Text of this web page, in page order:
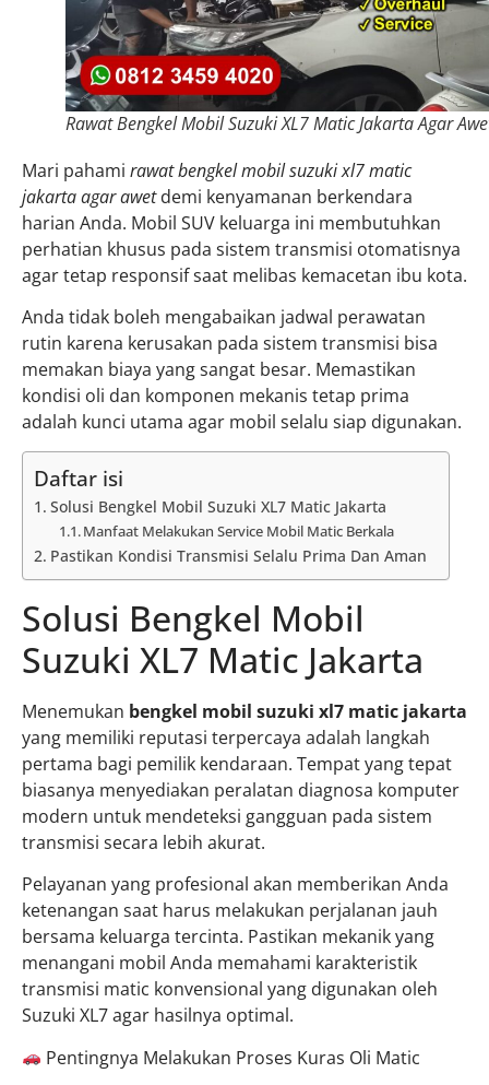
Rawat Bengkel Mobil Suzuki XL7 Matic Jakarta Agar
Mari pahami rawat bengkel mobil suzuki xl7 matic
jakarta agar awetdemi kenyamanan berkendara
harian Anda. Mobil SUV keluarga ini membutuhkan
perhatian khusus pada sistem transmisi otomatisnya
agar tetap responsif saat melibas kemacetan ibu kota.
Anda tidak boleh mengabaikan jadwal perawatan
rutin karena kerusakan pada sistem transmisi bisa
memakan biaya yang sangat besar. Memastikan
kondisi oli dan komponen mekanis tetap prima
adalah kunci utama agar mobil selalu siap digunakan.
Daftar isi
Solusi Bengkel Mobil Suzuki XL7 Matic Jakarta
Manfaat Melakukan Service Mobil Matic Berkala
Pastikan Kondisi Transmisi Selalu Prima Dan Aman
Solusi Bengkel Mobil
Suzuki XL7 Matic Jakarta
Menemukan bengkel mobil suzuki xl7 matic jakarta
yang memiliki reputasi terpercaya adalah langkah
pertama bagi pemilik kendaraan. Tempat yang tepat
biasanya menyediakan peralatan diagnosa komputer
modern untuk mendeteksi gangguan pada sistem
transmisi secara lebih akurat.
Pelayanan yang profesional akan memberikan Anda
ketenangan saat harus melakukan perjalanan jauh
bersama keluarga tercinta. Pastikan mekanik yang
menangani mobil Anda memahami karakteristik
transmisi matic konvensional yang digunakan oleh
Suzuki XL7 agar hasilnya optimal.
Pentingnya Melakukan Proses Kuras Oli Matic